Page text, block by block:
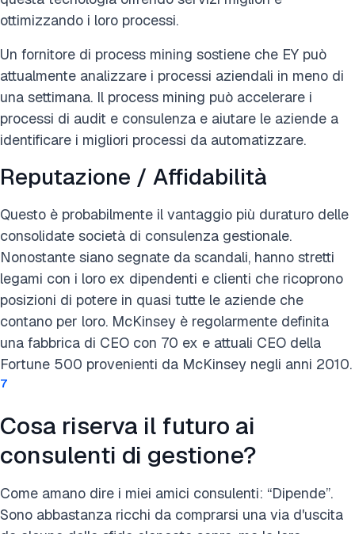
ottimizzando i loro processi.
Un fornitore di process mining sostiene che EY può
attualmente analizzare i processi aziendali in meno di
una settimana. Il process mining può accelerare i
processi di audit e consulenza e aiutare le aziende a
identificare i migliori processi da automatizzare.
Reputazione / Affidabilità
Questo è probabilmente il vantaggio più duraturo delle
consolidate società di consulenza gestionale.
Nonostante siano segnate da scandali, hanno stretti
legami con i loro ex dipendenti e clienti che ricoprono
posizioni di potere in quasi tutte le aziende che
contano per loro. McKinsey è regolarmente definita
una fabbrica di CEO con 70 ex e attuali CEO della
Fortune 500 provenienti da McKinsey negli anni 2010.
7
Cosa riserva il futuro ai
consulenti di gestione?
Come amano dire i miei amici consulenti: “Dipende”.
Sono abbastanza ricchi da comprarsi una via d'uscita